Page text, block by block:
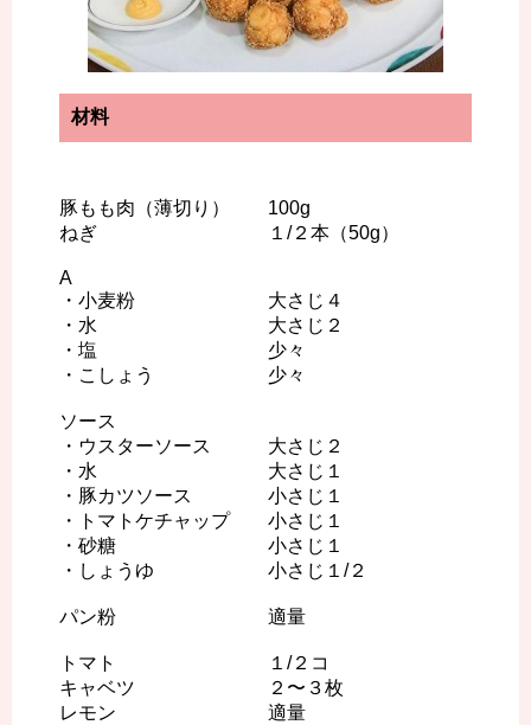
材料
豚もも肉（薄切り） 100g
ねぎ １/２本（50g）
A
・小麦粉 大さじ４
・水 大さじ２
・塩 少々
・こしょう 少々
ソース
・ウスターソース 大さじ２
・水 大さじ１
・豚カツソース 小さじ１
・トマトケチャップ 小さじ１
・砂糖 小さじ１
・しょうゆ 小さじ１/２
パン粉 適量
トマト １/２コ
キャベツ ２〜３枚
レモン 適量